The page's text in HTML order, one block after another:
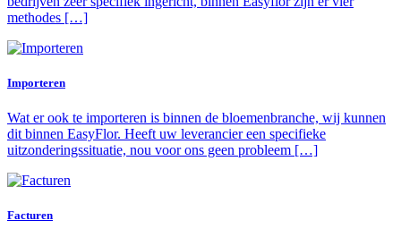
methodes […]
Importeren
Wat er ook te importeren is binnen de bloemenbranche, wij kunnen
dit binnen EasyFlor. Heeft uw leverancier een specifieke
uitzonderingssituatie, nou voor ons geen probleem […]
Facturen